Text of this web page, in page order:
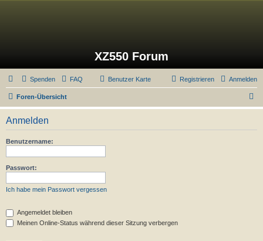
XZ550 Forum
Spenden FAQ Benutzer Karte Anmelden
Registrieren
Foren-Übersicht
u
Anmelden
Benutzername:
Passwort:
Ich habe mein Passwort vergessen
Angemeldet bleiben
Meinen Online-Status während dieser Sitzung verbergen